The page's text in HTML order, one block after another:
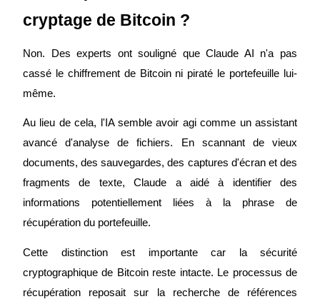
Stratégies de trading
Apprenez à rester rentable
cryptage de Bitcoin ?
Non. Des experts ont souligné que Claude AI n'a pas
cassé le chiffrement de Bitcoin ni piraté le portefeuille lui-
même.
Au lieu de cela, l'IA semble avoir agi comme un assistant
avancé d'analyse de fichiers. En scannant de vieux
documents, des sauvegardes, des captures d'écran et des
fragments de texte, Claude a aidé à identifier des
informations potentiellement liées à la phrase de
récupération du portefeuille.
Cette distinction est importante car la sécurité
cryptographique de Bitcoin reste intacte. Le processus de
récupération reposait sur la recherche de références